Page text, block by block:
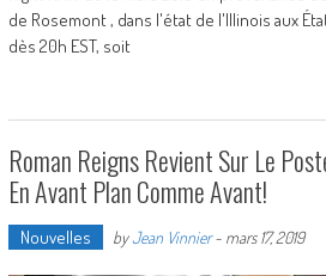
de Rosemont , dans l'état de l'Illinois aux
dès 20h EST, soit
Roman Reigns Revient Sur Le
En Avant Plan Comme Avant!
Nouvelles byJean Vinnier- mars 17, 2019